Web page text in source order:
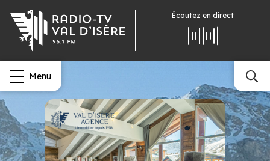
Écoutez en direct
Menu